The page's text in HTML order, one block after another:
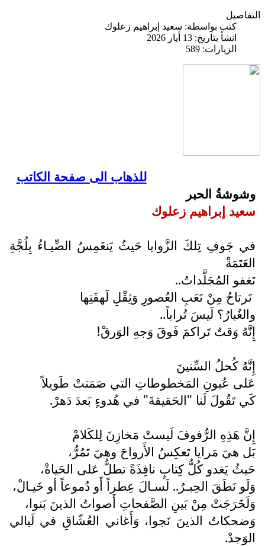
التفاصيل
كتب بواسطة: سعيد إبراهيم زعلوك
انشأ بتاريخ: 13 أيار 2026
الزيارات: 589
للذهاب الى صفحة الكاتب
وشوشةُ الحبر
سعيد إبراهيم زعلوك
في جَوفِ تِلكَ الزَّوايا حَيثُ يَنغَمِسُ الضِّيـاءُ بِلُجَّةِ
العَتَمَةْ
تَغفو المُجَلَّداتُ..
تَرتاحُ مِنْ تَعَبِ العُصورِ وَثِقْلِ لَهفَتِها
والغُبارُ؟ لَيسَ تُراباً..
إِنَّهُ وَقتٌ تَراكمَ فَوقَ وَجهِ الوَرقْ!
إِنَّهُ كُحلُ السِّنينَ
عَلى عُيونِ المَخطوطاتِ التي صَمَتتْ طَويلاً
كَي تَقُولَ لَنا "الحَقيقةَ" في هُدوءٍ بَعدَ دَهرْ.
إِنَّ هَذِهِ الرُّفوفَ لَيستْ مَخازِنَ لِلكَلامْ
بَل هيَ مَرايا تَعكِسُ الأَرواحَ وهيَ تَمُرُّ،
حَيثُ يَغدو كُلُّ كِتابٍ نافِذَةً تطلُّ عَلى الحَياةْ،
وَلَو نَطَقَ الحِبـرُ.. لَسـالَ عِطراً أَو دُموعاً أو خَيـالْ،
وَلَخَرَجَتْ مِنْ بَينِ الصَّفحاتِ أَصواتُ الذينَ بَنوا،
وَضحكاتُ الذينَ نَجوا، وَأَغاني العُشّاقِ في لَيالي
الوَجدْ.